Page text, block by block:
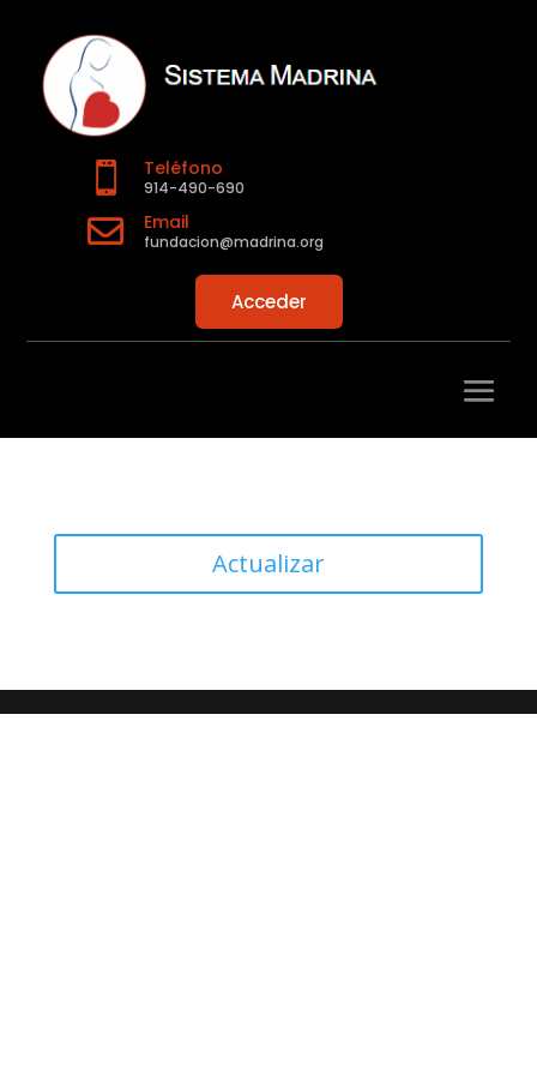
 Teléfono
914-490-690
 Email
fundacion@madrina.org
Acceder
Actualizar